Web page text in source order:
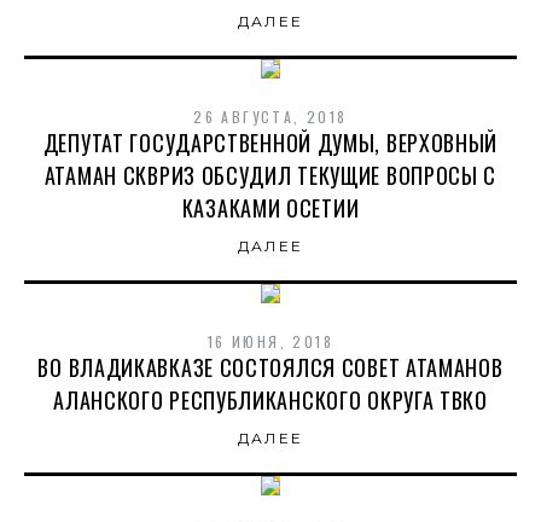
ДАЛЕЕ
26 АВГУСТА, 2018
ДЕПУТАТ ГОСУДАРСТВЕННОЙ ДУМЫ, ВЕРХОВНЫЙ
АТАМАН СКВРИЗ ОБСУДИЛ ТЕКУЩИЕ ВОПРОСЫ С
КАЗАКАМИ ОСЕТИИ
ДАЛЕЕ
16 ИЮНЯ, 2018
ВО ВЛАДИКАВКАЗЕ СОСТОЯЛСЯ СОВЕТ АТАМАНОВ
АЛАНСКОГО РЕСПУБЛИКАНСКОГО ОКРУГА ТВКО
ДАЛЕЕ